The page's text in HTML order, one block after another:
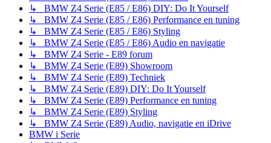
↳ BMW Z4 Serie (E85 / E86) DIY: Do It Yourself
↳ BMW Z4 Serie (E85 / E86) Performance en tuning
↳ BMW Z4 Serie (E85 / E86) Styling
↳ BMW Z4 Serie (E85 / E86) Audio en navigatie
↳ BMW Z4 Serie - E89 forum
↳ BMW Z4 Serie (E89) Showroom
↳ BMW Z4 Serie (E89) Techniek
↳ BMW Z4 Serie (E89) DIY: Do It Yourself
↳ BMW Z4 Serie (E89) Performance en tuning
↳ BMW Z4 Serie (E89) Styling
↳ BMW Z4 Serie (E89) Audio, navigatie en iDrive
BMW i Serie